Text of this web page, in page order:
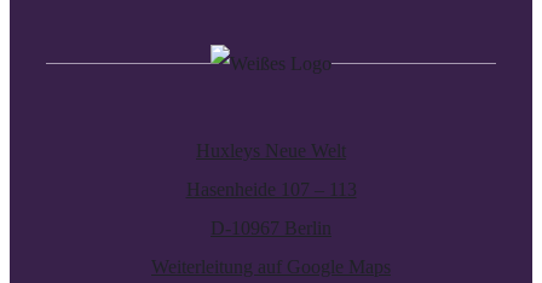
Huxleys Neue Welt
Hasenheide 107 – 113
D-10967 Berlin
Weiterleitung auf Google Maps